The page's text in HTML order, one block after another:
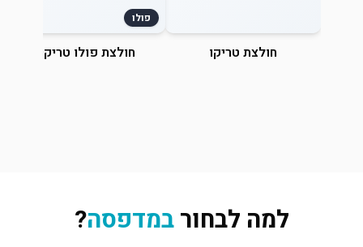
חולצת טריקו
פולו
חולצת פולו טריקו
למה לבחורבמדפסה?